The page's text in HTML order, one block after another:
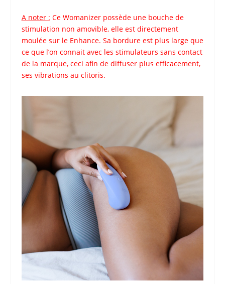
A noter : Ce Womanizerpossède une bouche de
stimulation non amovible, elle est directement
moulée sur le Enhance. Sa bordure est plus large que
ce que l’on connait avec les stimulateurs sans contact
de la marque, ceci afin de diffuser plus efficacement,
ses vibrations au clitoris.